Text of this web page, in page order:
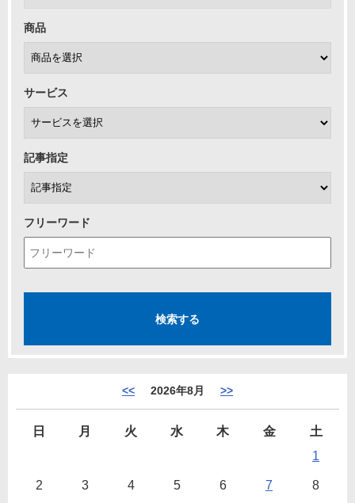
商品
サービス
記事指定
フリーワード
<< 2026年8月 >>
日 月 火 水 木 金
土
1
2 3 4 5 6 7 8